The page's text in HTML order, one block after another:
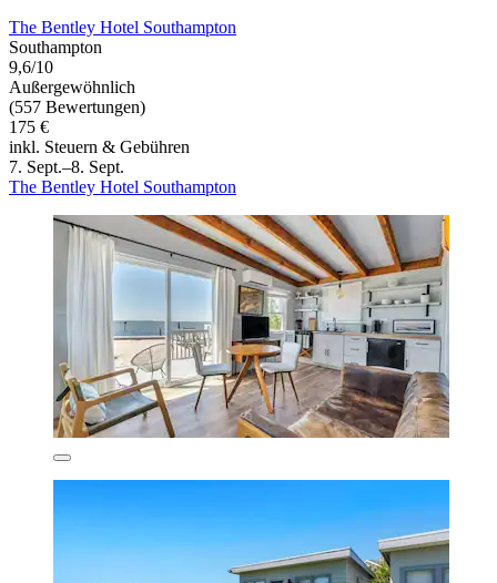
The Bentley Hotel Southampton
Southampton
9,6/10
Außergewöhnlich
(557 Bewertungen)
175 €
inkl. Steuern & Gebühren
7. Sept.–8. Sept.
The Bentley Hotel Southampton